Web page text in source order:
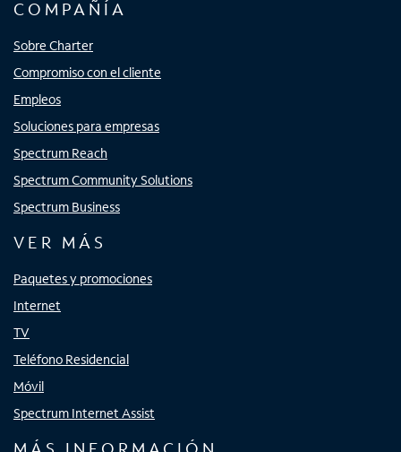
COMPAÑÍA
Sobre Charter
Compromiso con el cliente
Empleos
Soluciones para empresas
Spectrum Reach
Spectrum Community Solutions
Spectrum Business
VER MÁS
Paquetes y promociones
Internet
TV
Teléfono Residencial
Móvil
Spectrum Internet Assist